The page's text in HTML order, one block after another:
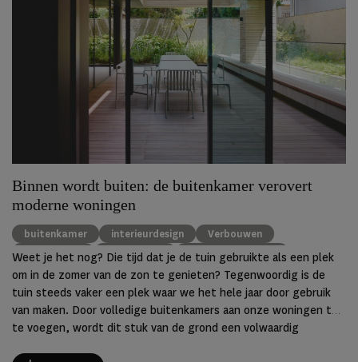
Binnen wordt buiten: de buitenkamer verovert
moderne woningen
buitenkamer interieurdesign
Verbouwen
woontrends
buitenleven luxe buitenruimte
Weet je het nog? Die tijd dat je de tuin gebruikte als een plek
om in de zomer van de zon te genieten? Tegenwoordig is de
tuin steeds vaker een plek waar we het hele jaar door gebruik
van maken. Door volledige buitenkamers aan onze woningen toe
te voegen, wordt dit stuk van de grond een volwaardig